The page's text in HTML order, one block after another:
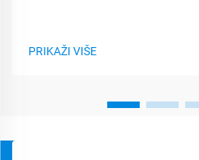
PRIKAŽI VIŠE